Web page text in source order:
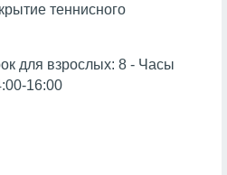
теннисного
для взрослых: 8 - Часы
16:00